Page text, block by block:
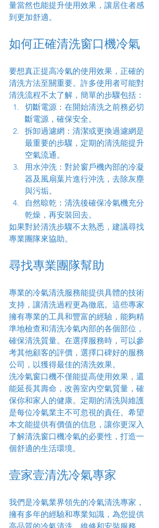
量當然也能提升使用效果，讓居住者感
到更加舒適。
如何正確清洗窗口機冷氣
要想真正提高冷氣的使用效果，正確的
清洗方法至關重要。許多使用者可能對
清洗流程不太了解，簡單的步驟包括：
切斷電源：在開始清洗之前務必切
斷電源，確保安全。
拆卸過濾網：清潔或更換過濾網是
最重要的步驟，定期的清洗能提升
空氣流通。
用水沖洗：對於窗戶機內部的冷凝
器及風扇葉片進行沖洗，去除灰塵
與污垢。
自然晾乾：清洗後確保冷氣機充分
乾燥，再安裝回去。
如果對於清洗步驟不太熟悉，建議尋找
專業團隊來協助。
尋找專業團隊幫助
專業的冷氣清洗服務能提供具體的技術
支持，讓清洗過程更為徹底。這些專家
擁有專業的工具和豐富的經驗，能夠精
準地檢查和清洗冷氣內部的各個部位，
確保清洗質量。在選擇服務時，可以參
考其他顧客的評價，選擇口碑好的服務
公司，以獲得最佳的清洗效果。
洗冷氣窗口機不僅能提高使用效果，還
能延長其壽命，改善室內空氣質量，確
保你和家人的健康。定期的清洗與維護
是每位冷氣業主不可忽視的責任。希望
本文能提供有價值的信息，讓你更深入
了解清洗窗口機冷氣的必要性，打造一
個舒適的生活環境。
壹家壹清洗冷氣專家
我們是冷氣業界領先的冷氣清洗專家，
擁有多年的經驗和專業知識，為您提供